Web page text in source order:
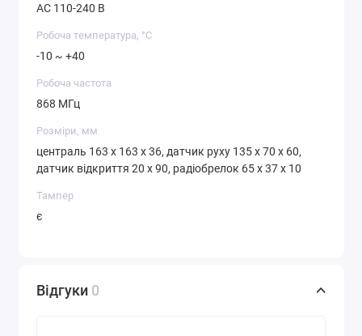
AC 110-240 В
Робоча температура, °C
-10 ~ +40
Робоча частота
868 МГц
Розміри, мм
централь 163 x 163 x 36, датчик руху 135 х 70 х 60,
датчик відкриття 20 х 90, радіобрелок 65 х 37 х 10
Тампер
є
Відгуки 0